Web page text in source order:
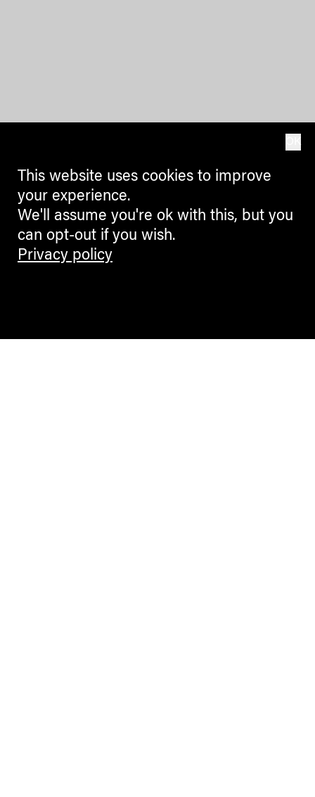
This website uses cookies to improve
your experience.
We'll assume you're ok with this, but you
can opt-out if you wish.
Privacy policy